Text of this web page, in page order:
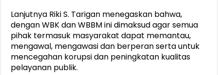
Lanjutnya Riki S. Tarigan menegaskan bahwa,
dengan WBK dan WBBM ini dimaksud agar semua
pihak termasuk masyarakat dapat memantau,
mengawal, mengawasi dan berperan serta untuk
mencegahan korupsi dan peningkatan kualitas
pelayanan publik.